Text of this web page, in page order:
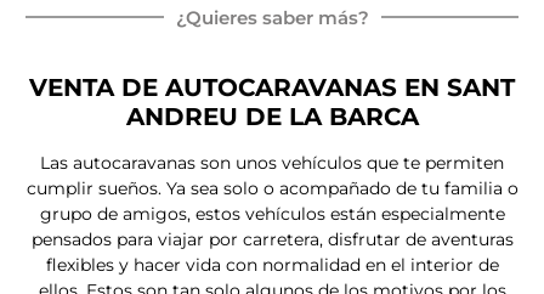
IVA e IEMDT Incluidos
Entrega inmediata
Nueva